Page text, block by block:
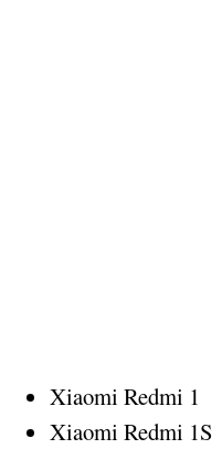
Xiaomi Redmi 1
Xiaomi Redmi 1S